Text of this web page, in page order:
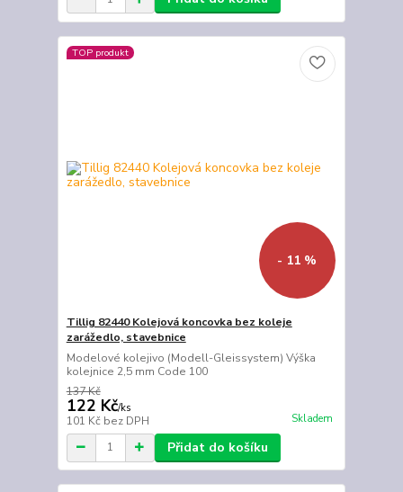
TOP produkt
- 11 %
Tillig 82440 Kolejová koncovka bez koleje
zarážedlo, stavebnice
Modelové kolejivo (Modell-Gleissystem) Výška
kolejnice 2,5 mm Code 100
137 Kč
122 Kč/ks
101 Kč bez DPH Skladem
Přidat do košíku